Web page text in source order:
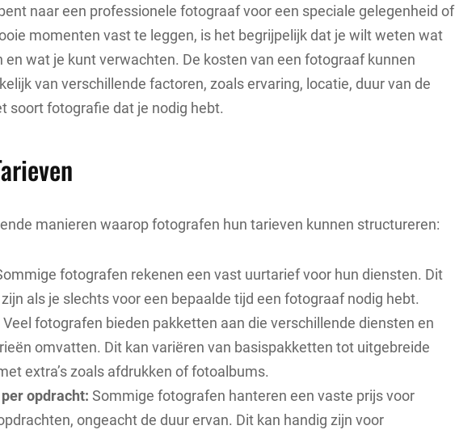
naar een professionele fotograaf voor een speciale gelegenheid of
momenten vast te leggen, is het begrijpelijk dat je wilt weten wat
en wat je kunt verwachten. De kosten van een fotograaf kunnen
van verschillende factoren, zoals ervaring, locatie, duur van de
soort fotografie dat je nodig hebt.
manieren waarop fotografen hun tarieven kunnen structureren:
fotografen rekenen een vast uurtarief voor hun diensten. Dit
als je slechts voor een bepaalde tijd een fotograaf nodig hebt.
Veel fotografen bieden pakketten aan die verschillende diensten en
omvatten. Dit kan variëren van basispakketten tot uitgebreide
extra’s zoals afdrukken of fotoalbums.
opdracht: Sommige fotografen hanteren een vaste prijs voor
ongeacht de duur ervan. Dit kan handig zijn voor